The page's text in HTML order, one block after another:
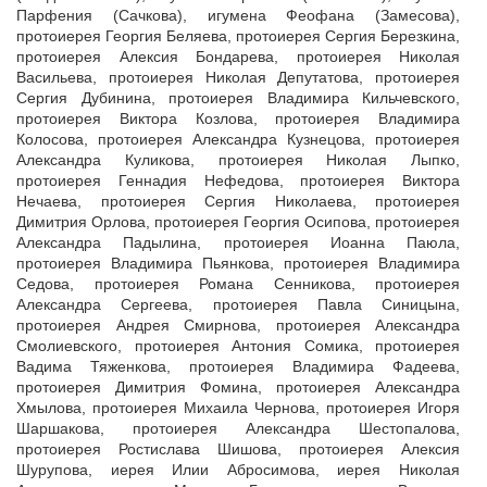
Парфения (Сачкова), игумена Феофана (Замесова),
протоиерея Георгия Беляева, протоиерея Сергия Березкина,
протоиерея Алексия Бондарева, протоиерея Николая
Васильева, протоиерея Николая Депутатова, протоиерея
Сергия Дубинина, протоиерея Владимира Кильчевского,
протоиерея Виктора Козлова, протоиерея Владимира
Колосова, протоиерея Александра Кузнецова, протоиерея
Александра Куликова, протоиерея Николая Лыпко,
протоиерея Геннадия Нефедова, протоиерея Виктора
Нечаева, протоиерея Сергия Николаева, протоиерея
Димитрия Орлова, протоиерея Георгия Осипова, протоиерея
Александра Падылина, протоиерея Иоанна Паюла,
протоиерея Владимира Пьянкова, протоиерея Владимира
Седова, протоиерея Романа Сенникова, протоиерея
Александра Сергеева, протоиерея Павла Синицына,
протоиерея Андрея Смирнова, протоиерея Александра
Смолиевского, протоиерея Антония Сомика, протоиерея
Вадима Тяженкова, протоиерея Владимира Фадеева,
протоиерея Димитрия Фомина, протоиерея Александра
Хмылова, протоиерея Михаила Чернова, протоиерея Игоря
Шаршакова, протоиерея Александра Шестопалова,
протоиерея Ростислава Шишова, протоиерея Алексия
Шурупова, иерея Илии Абросимова, иерея Николая